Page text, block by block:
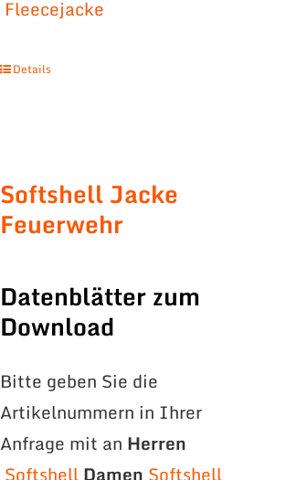
Fleecejacke
Details
Softshell Jacke
Feuerwehr
Datenblätter zum
Download
Bitte geben Sie die
Artikelnummern in Ihrer
Anfrage mit an Herren
Softshell Damen Softshell